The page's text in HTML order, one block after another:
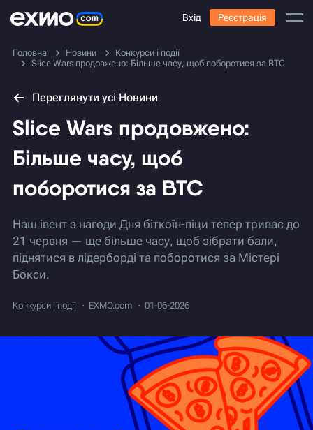
Вхід Реєстрація
Головна Новини
Конкурси і події
Slice Wars продовжено: Більше часу, щоб поборотися за BTC
Переглянути усі Новини
Slice Wars продовжено:
Більше часу, щоб
поборотися за BTC
Наш івент з нагоди Дня біткоїн-піци тепер триває до
21 червня — ще більше часу, щоб зібрати бали,
піднятися в лідерборді та поборотися за Містері
Бокси.
Конкурси і події EXMO.com 01-06-2026